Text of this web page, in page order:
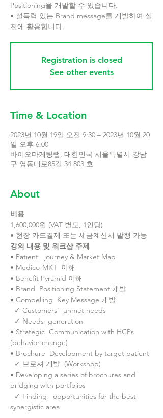
Positioning을 개발할 수 있습니다.
• 설득력 있는 Brand message를 개발하여 실
전에 활용합니다.
Registration is closed
See other events
Time & Location
2023년 10월 19일 오전 9:30 – 2023년 10월 20
일 오후 6:00
바이오마케팅랩, 대한민국 서울특별시 강남
구 영동대로85길 34 803 호
About
비용
1,600,000원 (VAT 별도, 1인당)
• 현장 카드결제 또는 세금계산서 발행 가능
강의 내용 및 워크샵 주제
• Patient   journey & Market Map
• Medico-MKT  이해
• Benefit Pyramid 이해
• Brand  Positioning Statement 개발
• Compelling  Key Message 개발
✓ Customers'  unmet needs
✓ Needs  generation
• Strategic  Communication with HCPs
(behavior change)
• Brochure  Development by target patient
✓ 브로셔 개발  (Workshop)
• Developing a series of brochures and
bridging with portfolios
✓ Finding   opportunities for the best
synergistic area